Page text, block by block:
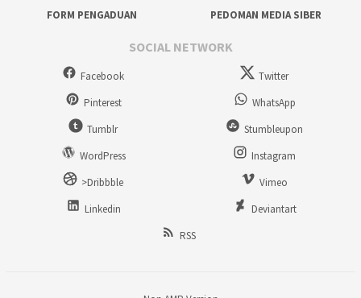
FORM PENGADUAN
PEDOMAN MEDIA SIBER
SOCIAL NETWORK
Facebook
Twitter
Pinterest
WhatsApp
Tumblr
Stumbleupon
WordPress
Instagram
>Dribbble
Vimeo
Linkedin
Deviantart
RSS